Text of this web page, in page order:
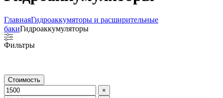
ГлавнаяГидроаккумяторы и расширительные
бакиГидроаккумуляторы
Фильтры
Стоимость
×